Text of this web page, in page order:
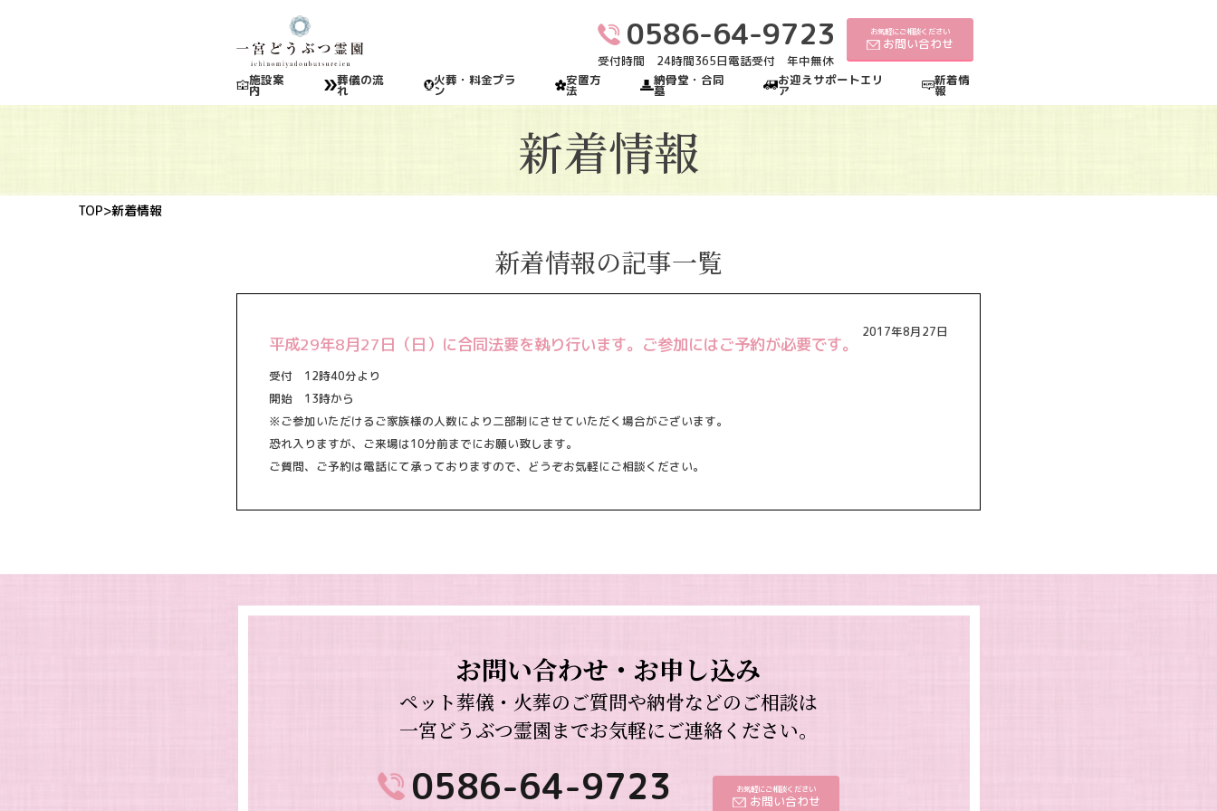
0586-64-9723
受付時間 24時間365日電話受付 年中無休
お気軽にご相談ください
お問い合わせ
施設案
内
葬儀の流
れ
火葬・料金プラ
ン
安置方
法
納骨堂・合同
墓
お迎えサポートエリ
ア
新着情
報
新着情報
TOP>新着情報
新着情報の記事一覧
2017年8月27日
平成29年8月27日（日）に合同法要を執り行います。ご参加にはご予約が必要です。
受付 12時40分より
開始 13時から
※ご参加いただけるご家族様の人数により二部制にさせていただく場合がございます。
恐れ入りますが、ご来場は10分前までにお願い致します。
ご質問、ご予約は電話にて承っておりますので、どうぞお気軽にご相談ください。
お問い合わせ・お申し込み
ペット葬儀・火葬のご質問や納骨などのご相談は
一宮どうぶつ霊園までお気軽にご連絡ください。
0586-64-9723 お気軽にご相談ください
お問い合わせ